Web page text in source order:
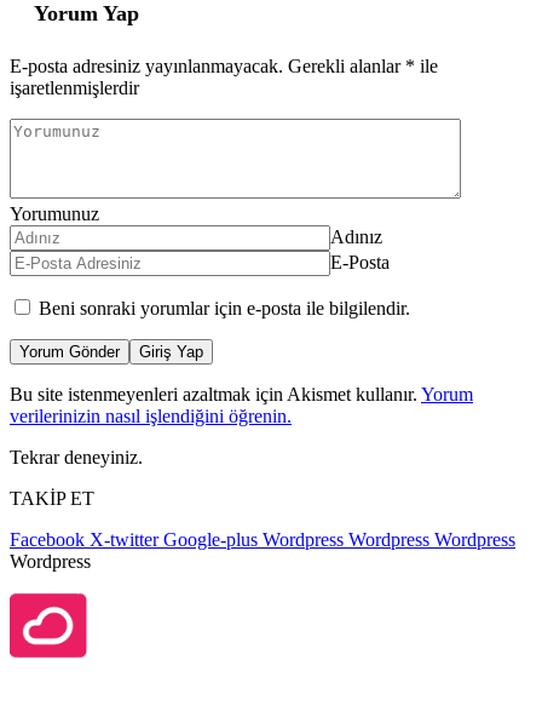
Yorum Yap
E-posta adresiniz yayınlanmayacak. Gerekli alanlar * ile
işaretlenmişlerdir
Yorumunuz
Adınız
E-Posta
Beni sonraki yorumlar için e-posta ile bilgilendir.
Yorum Gönder Giriş Yap
Bu site istenmeyenleri azaltmak için Akismet kullanır. Yorum
verilerinizin nasıl işlendiğini öğrenin.
Tekrar deneyiniz.
TAKİP ET
Facebook X-twitter Google-plus Wordpress Wordpress Wordpress
Wordpress